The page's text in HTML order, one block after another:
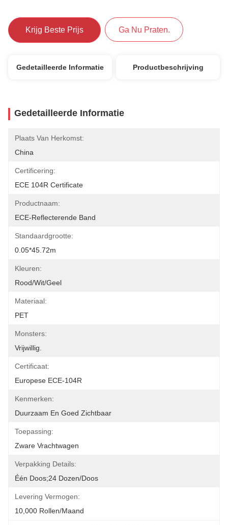
Krijg Beste Prijs Ga Nu Praten.
Gedetailleerde Informatie Productbeschrijving
Gedetailleerde Informatie
Plaats Van Herkomst:
China
Certificering:
ECE 104R Certificate
Productnaam:
ECE-Reflecterende Band
Standaardgrootte:
0.05*45.72m
Kleuren:
Rood/wit/geel
Materiaal:
PET
Monsters:
Vrijwillig.
Certificaat:
Europese ECE-104R
Kenmerken:
Duurzaam En Goed Zichtbaar
Toepassing:
Zware Vrachtwagen
Verpakking Details:
Één Doos;24 Dozen/doos
Levering Vermogen:
10,000 Rollen/maand